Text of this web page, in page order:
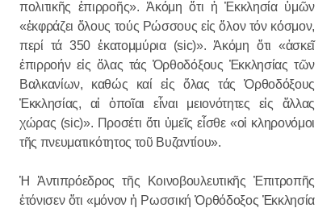
πολιτικῆς ἐπιρροῆς». Ἀκόμη ὅτι ἡ Ἐκκλησία ὑμῶν
«ἐκφράζει ὅλους τούς Ρώσσους εἰς ὅλον τόν κόσμον,
περί τά 350 ἑκατομμύρια (sic)». Ἀκόμη ὅτι «ἀσκεῖ
ἐπιρροήν εἰς ὅλας τάς Ὀρθοδόξους Ἐκκλησίας τῶν
Βαλκανίων, καθώς καί εἰς ὅλας τάς Ὀρθοδόξους
Ἐκκλησίας, αἱ ὁποῖαι εἶναι μειονότητες εἰς ἄλλας
χώρας (sic)». Προσέτι ὅτι ὑμεῖς εἶσθε «οἱ κληρονόμοι
τῆς πνευματικότητος τοῦ Βυζαντίου».
Ἡ Ἀντιπρόεδρος τῆς Κοινοβουλευτικῆς Ἐπιτροπῆς
ἐτόνισεν ὅτι «μόνον ἡ Ρωσσική Ὀρθόδοξος Ἐκκλησία